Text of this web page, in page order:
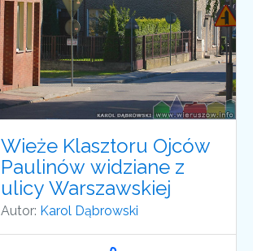
Wieże Klasztoru Ojców
Paulinów widziane z
ulicy Warszawskiej
Autor: Karol Dąbrowski